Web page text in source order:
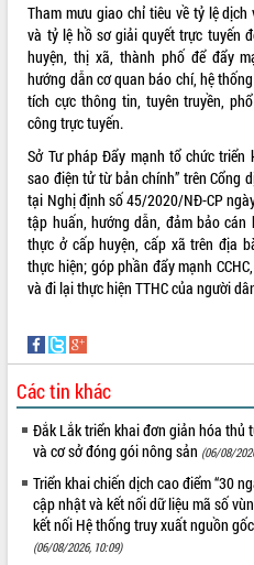
Hôm nay: 1548
Tất cả: 66046871
Tham mưu giao chỉ tiêu về tỷ lệ
và tỷ lệ hồ sơ giải quyết trực tuyến
huyện, thị xã, thành phố để đẩy
hướng dẫn cơ quan báo chí, hệ
tích cực thông tin, tuyên truyền,
công trực tuyến.
Sở Tư pháp Đẩy mạnh tổ chức triển
sao điện tử từ bản chính” trên Cổng
tại Nghị định số 45/2020/NĐ-CP
tập huấn, hướng dẫn, đảm bảo
thực ở cấp huyện, cấp xã trên địa
thực hiện; góp phần đẩy mạnh
và đi lại thực hiện TTHC của
Các tin khác
Đắk Lắk triển khai đơn giản hóa thủ
và cơ sở đóng gói nông sản (06/08/
Triển khai chiến dịch cao điểm “30
cập nhật và kết nối dữ liệu mã số
kết nối Hệ thống truy xuất nguồn
(06/08/2026, 10:09)